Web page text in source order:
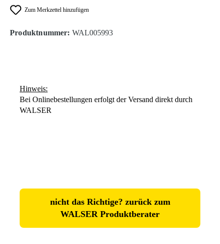
Zum Merkzettel hinzufügen
Produktnummer: WAL005993
Hinweis:
Bei Onlinebestellungen erfolgt der Versand direkt durch
WALSER
nicht das Richtige? zurück zum
WALSER Produktberater